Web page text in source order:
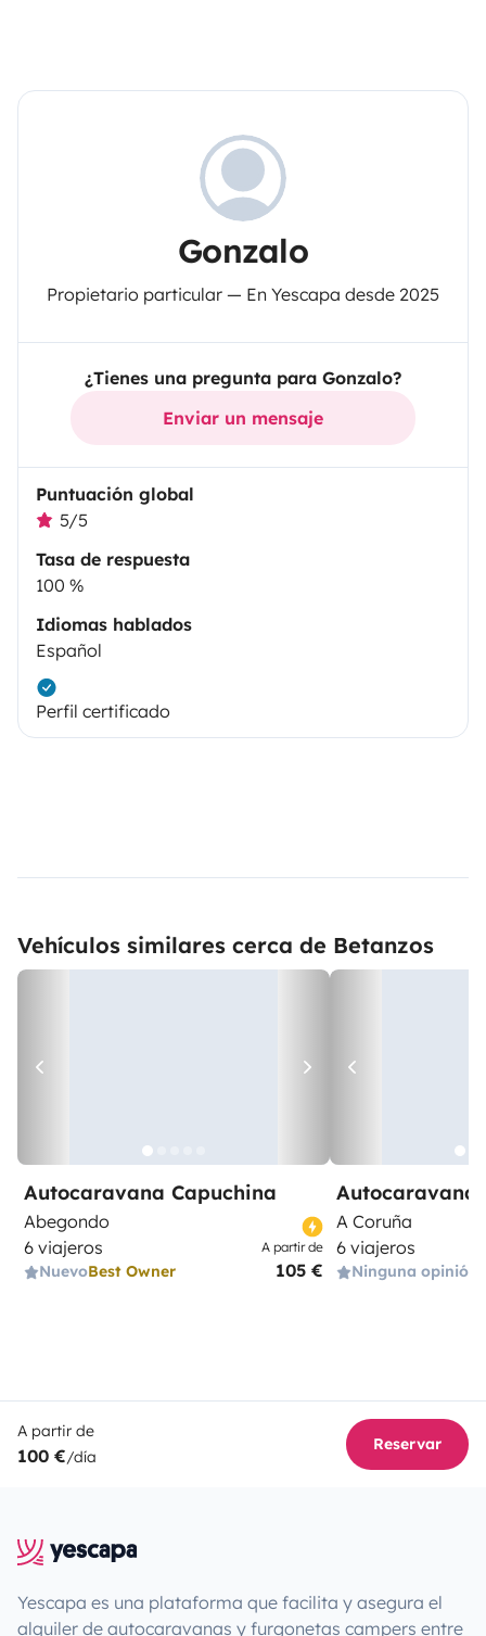
Gonzalo
Propietario particular — En Yescapa desde 2025
¿Tienes una pregunta para Gonzalo?
Enviar un mensaje
Puntuación global
5/5
Tasa de respuesta
100 %
Idiomas hablados
Español
Perfil certificado
Vehículos similares cerca de Betanzos
Autocaravana Capuchina
Abegondo
6 viajeros
NuevoBest Owner
A partir de
105 €
Autocaravana
A Coruña
6 viajeros
Ninguna opinión
A partir de
100 €/día
Reservar
Yescapa es una plataforma que facilita y asegura el
alquiler de autocaravanas y furgonetas campers entre